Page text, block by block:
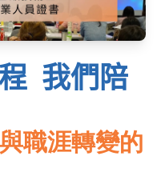
我們陪
職涯轉變的